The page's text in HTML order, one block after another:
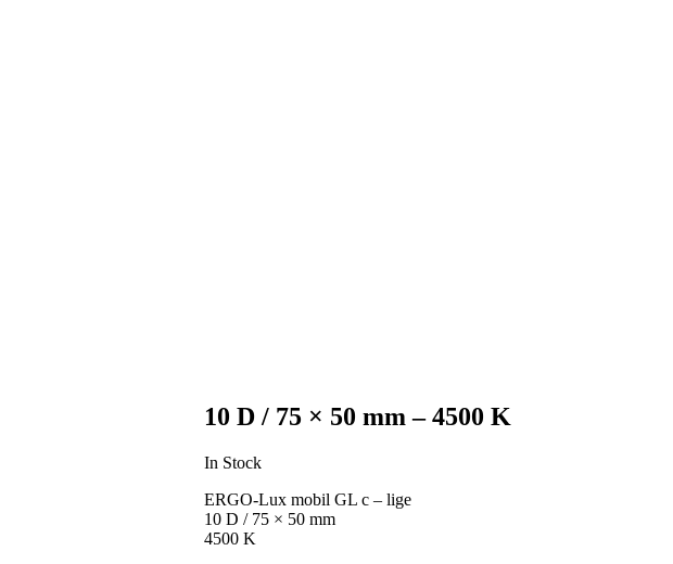
10 D / 75 × 50 mm – 4500 K
In Stock
ERGO-Lux mobil GL c – lige
10 D / 75 × 50 mm
4500 K